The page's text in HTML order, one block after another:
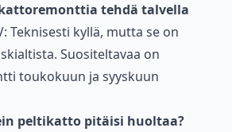
tehdä talvella
Teknisesti kyllä, mutta se on
Suositeltavaa on
toukokuun ja syyskuun
peltikatto pitäisi huoltaa?